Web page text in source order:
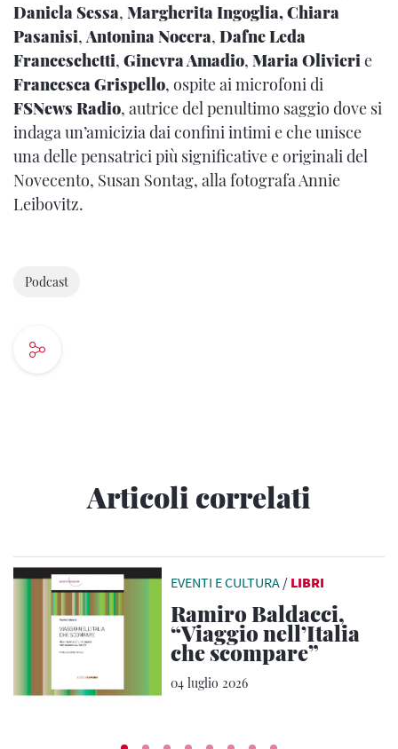
Daniela Sessa, Margherita Ingoglia, Chiara
Pasanisi, Antonina Nocera, Dafne Leda
Franceschetti, Ginevra Amadio, Maria Olivieri e
Francesca Grispello, ospite ai microfoni di
FSNews Radio, autrice del penultimo saggio dove si
indaga un’amicizia dai confini intimi e che unisce
una delle pensatrici più significative e originali del
Novecento, Susan Sontag, alla fotografa Annie
Leibovitz.
Podcast
Articoli correlati
EVENTI E CULTURA / LIBRI
Ramiro Baldacci,
“Viaggio nell’Italia
che scompare”
04 luglio 2026